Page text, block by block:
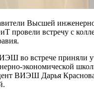
Высшей
встречу с
во встрече приняли
экономической
ВИЭШ Дарья